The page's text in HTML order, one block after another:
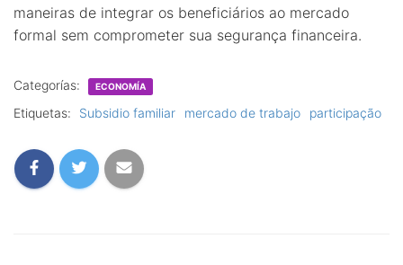
maneiras de integrar os beneficiários ao mercado
formal sem comprometer sua segurança financeira.
Categorías: ECONOMÍA
Etiquetas: Subsidio familiar mercado de trabajo participação